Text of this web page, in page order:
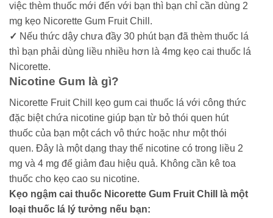
việc thèm thuốc mới đến với bạn thì bạn chỉ cần dùng 2
mg kẹo Nicorette Gum Fruit Chill.
✓ Nếu thức dậy chưa đầy 30 phút bạn đã thèm thuốc lá
thì bạn phải dùng liều nhiều hơn là 4mg kẹo cai thuốc lá
Nicorette.
Nicotine Gum là gì?
Nicorette Fruit Chill kẹo gum cai thuốc lá với công thức
đặc biệt chứa nicotine giúp bạn từ bỏ thói quen hút
thuốc của bạn một cách vô thức hoặc như một thói
quen. Đây là một dạng thay thế nicotine có trong liều 2
mg và 4 mg để giảm đau hiệu quả. Không cần kê toa
thuốc cho kẹo cao su nicotine.
Kẹo ngậm cai thuốc Nicorette Gum Fruit Chill là một
loại thuốc lá lý tưởng nếu bạn: